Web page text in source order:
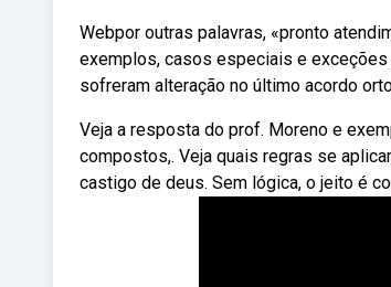
Webpor outras palavras, «pronto
exemplos, casos especiais e exceções
sofreram alteração no último acordo
Veja a resposta do prof. Moreno e
compostos,. Veja quais regras se
castigo de deus. Sem lógica, o jeito é